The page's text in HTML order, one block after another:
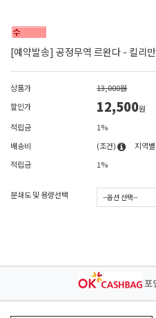
[예약발송] 공정무역 르완다 - 킬리
상품가
13,000원
할인가
12,500원
적립금
1%
배송비
(조건)
지역별
적립금
1%
분쇄도 및 용량선택
포